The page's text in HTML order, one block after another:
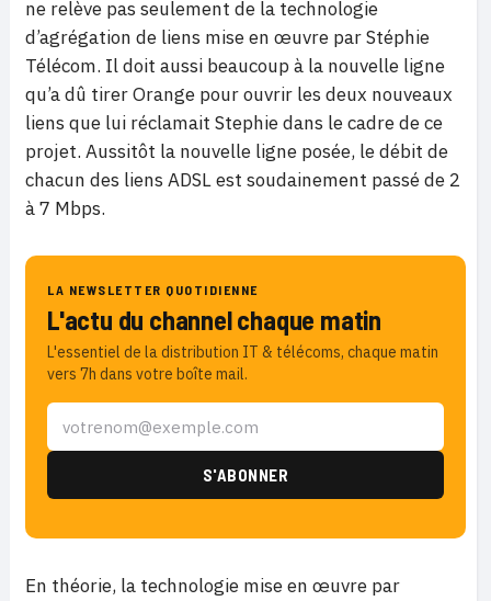
ne relève pas seulement de la technologie
d’agrégation de liens mise en œuvre par Stéphie
Télécom. Il doit aussi beaucoup à la nouvelle ligne
qu’a dû tirer Orange pour ouvrir les deux nouveaux
liens que lui réclamait Stephie dans le cadre de ce
projet. Aussitôt la nouvelle ligne posée, le débit de
chacun des liens ADSL est soudainement passé de 2
à 7 Mbps.
LA NEWSLETTER QUOTIDIENNE
L'actu du channel chaque matin
L'essentiel de la distribution IT & télécoms, chaque matin
vers 7h dans votre boîte mail.
En théorie, la technologie mise en œuvre par